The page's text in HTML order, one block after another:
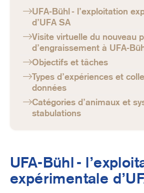
UFA-Bühl - l’exploitation
d’UFA SA
Visite virtuelle du nouveau
d’engraissement à UFA-
Objectifs et tâches
Types d’expériences et
données
Catégories d’animaux et
stabulations
UFA-Bühl -
expérimentale